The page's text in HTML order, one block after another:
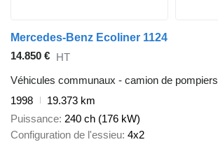
Mercedes-Benz Ecoliner 1124
14.850 € HT
Véhicules communaux - camion de pompiers
1998
19.373 km
Puissance 240 ch (176 kW)
Configuration de l'essieu 4x2